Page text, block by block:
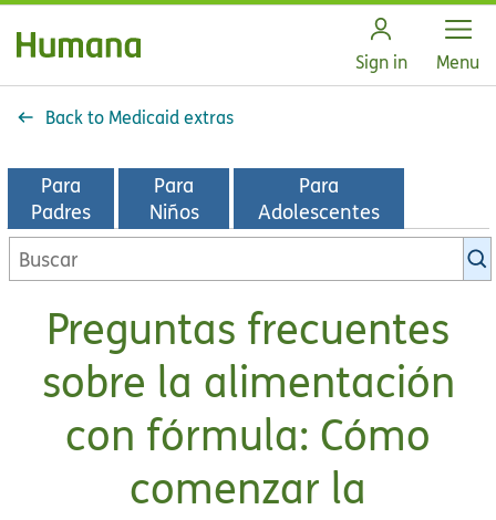
Sign in Open
Menu
Back to Medicaid extras
Para
Padres
Para
Niños
Para
Adolescentes
Buscar
en
biblioteca
KidsHealth
Preguntas frecuentes
sobre la alimentación
con fórmula: Cómo
comenzar la